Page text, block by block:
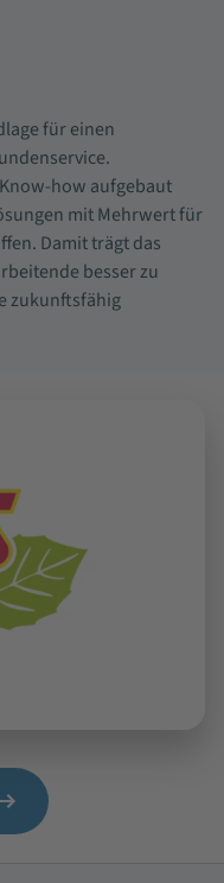
für einen
how aufgebaut
mit Mehrwert für
Damit trägt das
besser zu
zukunftsfähig